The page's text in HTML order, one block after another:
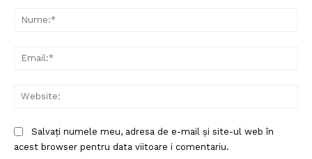
Salvați numele meu, adresa de e-mail și site-ul web în
acest browser pentru data viitoare i comentariu.